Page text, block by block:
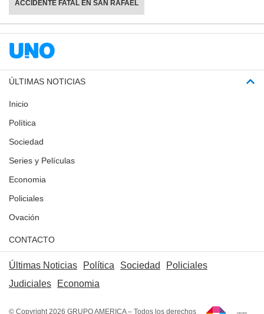
ACCIDENTE FATAL EN SAN RAFAEL
ÚLTIMAS NOTICIAS
Inicio
Política
Sociedad
Series y Películas
Economia
Policiales
Ovación
CONTACTO
Últimas Noticias Política Sociedad
Policiales
Judiciales
Economia
© Copyright 2026 GRUPO AMERICA – Todos los derechos